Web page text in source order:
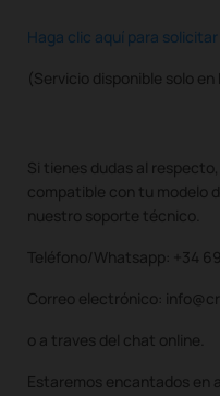
Haga clic aquí para
(Servicio disponible solo
Si tienes dudas al
compatible con tu modelo
nuestro soporte técnico.
Teléfono/Whatsapp: +34
Correo electrónico:
o a traves del chat online.
Estaremos encantados en